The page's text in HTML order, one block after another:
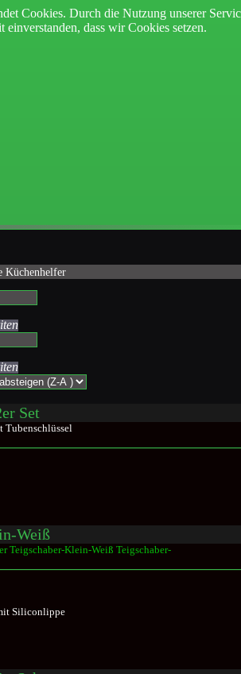
Cookies. Durch die Nutzung unserer
einverstanden, dass wir Cookies setzen.
Küchenhelfer
Set
Weiß
Siliconlippe